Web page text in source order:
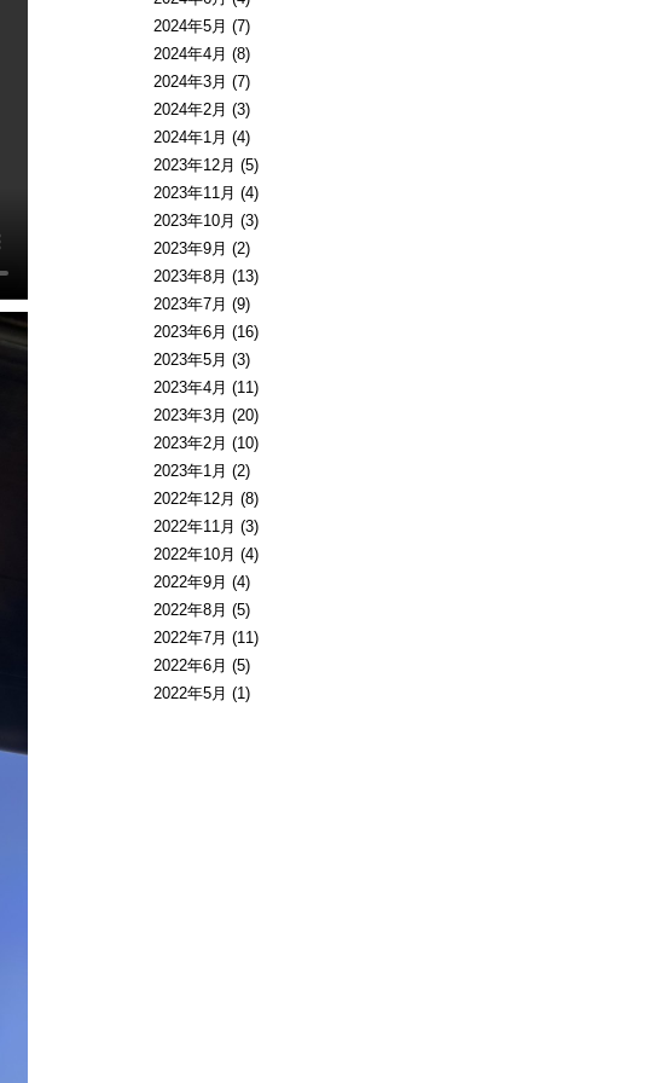
2024年5月 (7)
2024年4月 (8)
2024年3月 (7)
2024年2月 (3)
2024年1月 (4)
2023年12月 (5)
2023年11月 (4)
2023年10月 (3)
2023年9月 (2)
2023年8月 (13)
2023年7月 (9)
2023年6月 (16)
2023年5月 (3)
2023年4月 (11)
2023年3月 (20)
2023年2月 (10)
2023年1月 (2)
2022年12月 (8)
2022年11月 (3)
2022年10月 (4)
2022年9月 (4)
2022年8月 (5)
2022年7月 (11)
2022年6月 (5)
2022年5月 (1)